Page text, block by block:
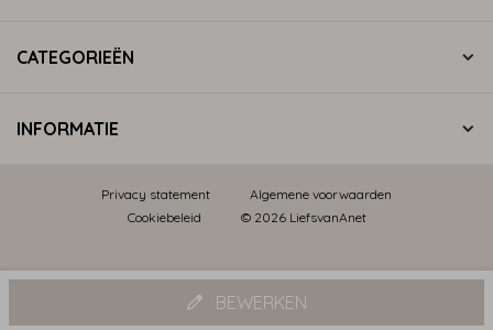
BEWERKEN
CATEGORIEËN
INFORMATIE
Privacy statement
Algemene voorwaarden
Cookiebeleid
© 2026 LiefsvanAnet